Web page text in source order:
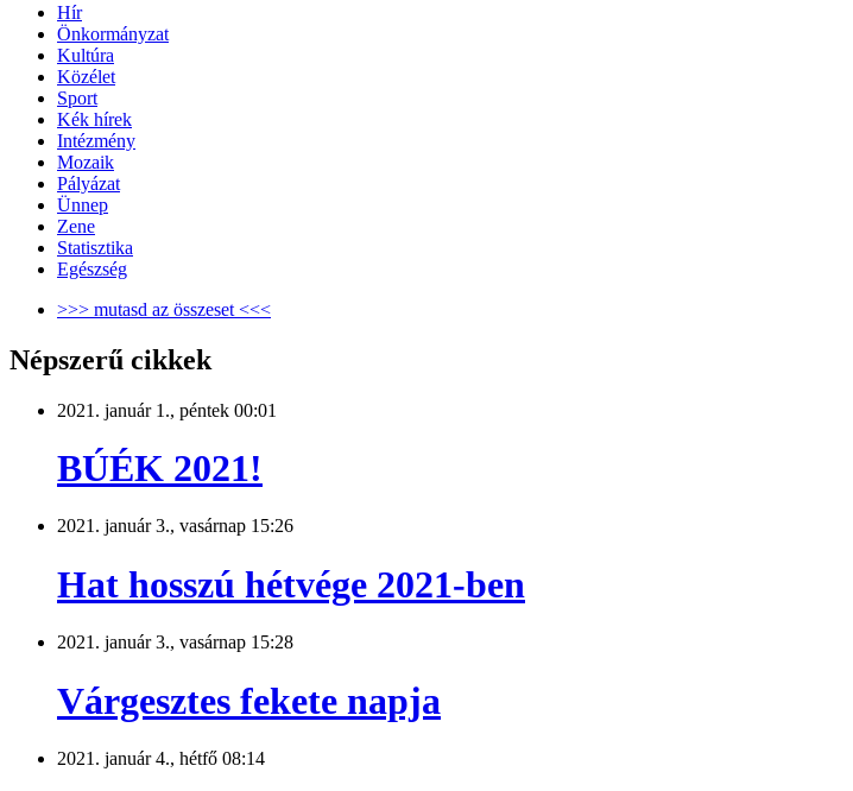
Hír
Önkormányzat
Kultúra
Közélet
Sport
Kék hírek
Intézmény
Mozaik
Pályázat
Ünnep
Zene
Statisztika
Egészség
>>> mutasd az összeset <<<
Népszerű cikkek
2021. január 1., péntek 00:01
BÚÉK 2021!
2021. január 3., vasárnap 15:26
Hat hosszú hétvége 2021-ben
2021. január 3., vasárnap 15:28
Várgesztes fekete napja
2021. január 4., hétfő 08:14